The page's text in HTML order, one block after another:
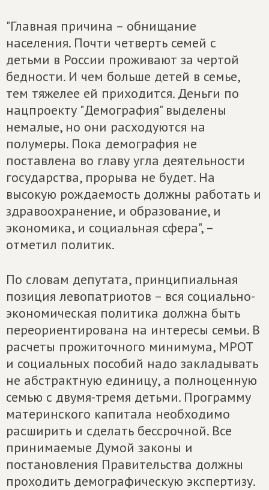
"Главная причина – обнищание
населения. Почти четверть семей с
детьми в России проживают за чертой
бедности. И чем больше детей в семье,
тем тяжелее ей приходится. Деньги по
нацпроекту "Демография" выделены
немалые, но они расходуются на
полумеры. Пока демография не
поставлена во главу угла деятельности
государства, прорыва не будет. На
высокую рождаемость должны работать и
здравоохранение, и образование, и
экономика, и социальная сфера", –
отметил политик.
По словам депутата, принципиальная
позиция левопатриотов – вся социально-
экономическая политика должна быть
переориентирована на интересы семьи. В
расчеты прожиточного минимума, МРОТ
и социальных пособий надо закладывать
не абстрактную единицу, а полноценную
семью с двумя-тремя детьми. Программу
материнского капитала необходимо
расширить и сделать бессрочной. Все
принимаемые Думой законы и
постановления Правительства должны
проходить демографическую экспертизу.